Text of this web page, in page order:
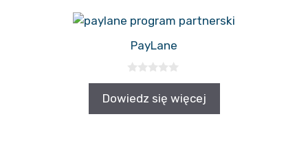
PayLane
0
5
Dowiedz się więcej